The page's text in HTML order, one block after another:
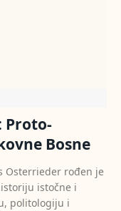
Proto-
Bosne
Osterrieder rođen je
istočne i
politologiju i